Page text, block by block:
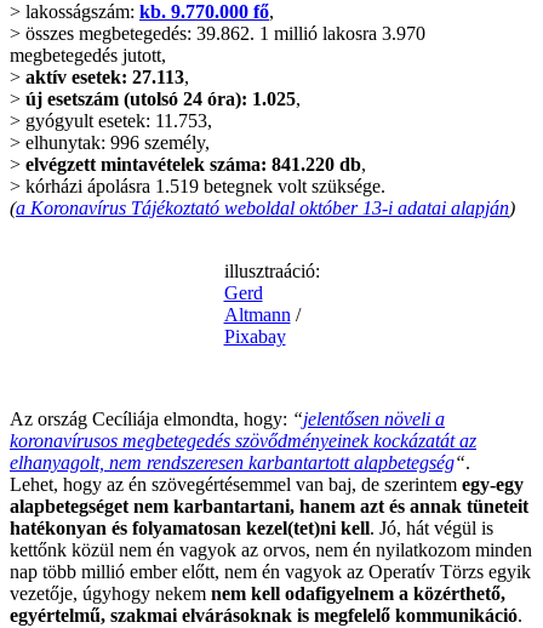
> lakosságszám: kb. 9.770.000 fő,
> összes megbetegedés: 39.862. 1 millió lakosra 3.970
megbetegedés jutott,
> aktív esetek: 27.113,
> új esetszám (utolsó 24 óra): 1.025,
> gyógyult esetek: 11.753,
> elhunytak: 996 személy,
> elvégzett mintavételek száma: 841.220 db,
> kórházi ápolásra 1.519 betegnek volt szüksége.
(a Koronavírus Tájékoztató weboldal október 13-i adatai alapján)
illusztraáció:
Gerd
Altmann/
Pixabay
Az ország Cecíliája elmondta, hogy: “jelentősen növeli a
koronavírusos megbetegedés szövődményeinek kockázatát az
elhanyagolt, nem rendszeresen karbantartott alapbetegség“.
Lehet, hogy az én szövegértésemmel van baj, de szerintem egy-egy
alapbetegséget nem karbantartani, hanem azt és annak tüneteit
hatékonyan és folyamatosan kezel(tet)ni kell. Jó, hát végül is
kettőnk közül nem én vagyok az orvos, nem én nyilatkozom minden
nap több millió ember előtt, nem én vagyok az Operatív Törzs egyik
vezetője, úgyhogy nekem nem kell odafigyelnem a közérthető,
egyértelmű, szakmai elvárásoknak is megfelelő kommunikáció.